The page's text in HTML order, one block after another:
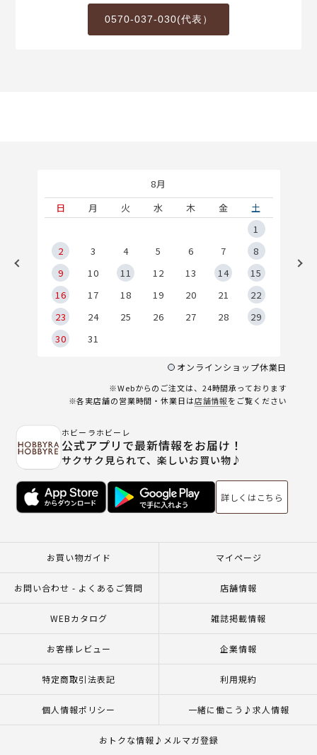
0570-037-030(代表）
8月
日
月 火 水 木 金
土
1
2
3 4 5 6 7
8
9
10 11 12 13 14
15
16
17 18 19 20 21
22
23
24 25 26 27 28
29
30
31
オンラインショップ休業日
※Webからのご注文は、24時間承っております
※各実店舗の営業時間・休業日は店舗情報をご覧ください
ホビーラホビーレ
公式アプリで最新情報をお届け！
サクサク見られて、楽しいお買い物♪
詳しくはこちら
お買い物ガイド マイページ
お問い合わせ - よくあるご質問 店舗情報
WEBカタログ 雑誌掲載情報
お客様レビュー 企業情報
特定商取引法表記 利用規約
個人情報ポリシー 一緒に働こう♪求人情報
おトクな情報♪メルマガ登録